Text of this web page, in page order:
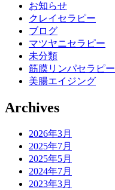
お知らせ
クレイセラピー
ブログ
マツヤニセラピー
未分類
筋膜リンパセラピー
美腸エイジング
Archives
2026年3月
2025年7月
2025年5月
2024年7月
2023年3月